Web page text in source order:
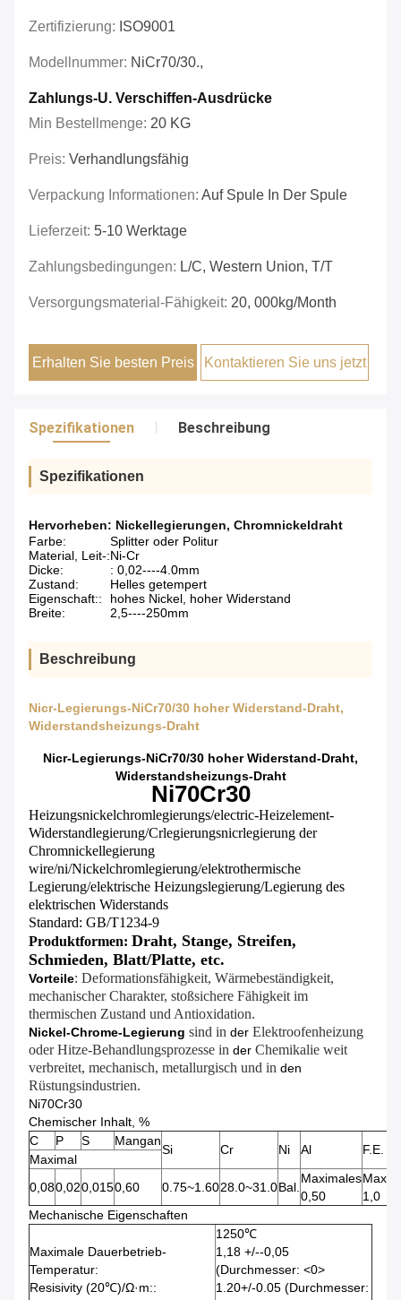
Zertifizierung: ISO9001
Modellnummer: NiCr70/30.,
Zahlungs-U. Verschiffen-Ausdrücke
Min Bestellmenge: 20 KG
Preis: Verhandlungsfähig
Verpackung Informationen: Auf Spule In Der Spule
Lieferzeit: 5-10 Werktage
Zahlungsbedingungen: L/C, Western Union, T/T
Versorgungsmaterial-Fähigkeit: 20, 000kg/month
Erhalten Sie besten Preis Kontaktieren Sie uns jetzt
Spezifikationen Beschreibung
Spezifikationen
Hervorheben: Nickellegierungen, Chromnickeldraht
Farbe:
Splitter oder Politur
Material, Leit-:Ni-Cr
Dicke:
: 0,02----4.0mm
Zustand:
Helles getempert
Eigenschaft::
hohes Nickel, hoher Widerstand
Breite:
2,5----250mm
Beschreibung
Nicr-Legierungs-NiCr70/30 hoher Widerstand-Draht,
Widerstandsheizungs-Draht
Nicr-Legierungs-NiCr70/30 hoher Widerstand-Draht,
Widerstandsheizungs-Draht
Ni70Cr30
Heizungsnickelchromlegierungs/electric-Heizelement-
Widerstandlegierung/Crlegierungsnicrlegierung der
Chromnickellegierung
wire/ni/Nickelchromlegierung/elektrothermische
Legierung/elektrische Heizungslegierung/Legierung des
elektrischen Widerstands
Standard: GB/T1234-9
Produktformen: Draht, Stange, Streifen,
Schmieden, Blatt/Platte, etc.
Vorteile: Deformationsfähigkeit, Wärmebeständigkeit,
mechanischer Charakter, stoßsichere Fähigkeit im
thermischen Zustand und Antioxidation.
Nickel-Chrome-Legierung sind in der Elektroofenheizung
oder Hitze-Behandlungsprozesse in der Chemikalie weit
verbreitet, mechanisch, metallurgisch und in den
Rüstungsindustrien.
Ni70Cr30
Chemischer Inhalt, %
C
P S Mangan
Si Cr Ni Al F.E.
Maximal
0,080,020,0150,60 0.75~1.6028.0~31.0Bal.
Maximales
0,50
1,0
Mechanische Eigenschaften
Maximale Dauerbetrieb-
Temperatur:
Resisivity (20℃)/Ω·m::
1250℃
1,18 +/--0,05
(Durchmesser: <0>
1.20+/-0.05 (Durchmesser: